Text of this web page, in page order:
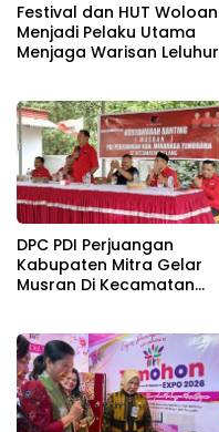
Festival dan HUT Woloan
Menjadi Pelaku Utama
Menjaga Warisan Leluhur
DPC PDI Perjuangan
Kabupaten Mitra Gelar
Musran Di Kecamatan